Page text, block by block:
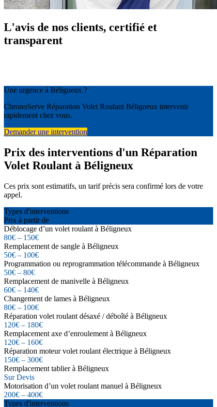
L'avis de nos clients, certifié et
transparent
Une urgence à Béligneux ?
ChronoServe Réparation Volet Roulant Béligneux intervenir
rapidement chez vous.
Demander une intervention
Prix des interventions d'un Réparation
Volet Roulant à Béligneux
Ces prix sont estimatifs, un tarif précis sera confirmé lors de votre
appel.
Types d'interventions
Prix à partir de
Déblocage d’un volet roulant à Béligneux
80€ – 150€
Remplacement de sangle à Béligneux
50€ – 100€
Programmation ou reprogrammation télécommande à Béligneux
50€ – 80€
Remplacement de manivelle à Béligneux
60€ – 140€
Changement de lames à Béligneux
80€ – 100€
Réparation volet roulant désaxé / déboîté à Béligneux
120€ – 180€
Remplacement axe d’enroulement à Béligneux
120€ – 160€
Réparation moteur volet roulant électrique à Béligneux
150€ – 300€
Remplacement tablier à Béligneux
Sur Devis
Motorisation d’un volet roulant manuel à Béligneux
200€ – 400€
Types d'interventions